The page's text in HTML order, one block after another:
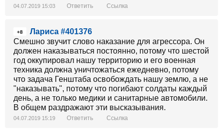
04.07.2019 15:03 Ответить Ссылка
+8
Лариса #401376
Смешно звучит слово наказание для агрессора. Он
должен наказываться постоянно, потому что шестой
год оккупировал нашу территорию и его военная
техника должна уничтожаться ежедневно, потому
что задача Генштаба освобождать нашу землю, а не
"наказывать", потому что погибают солдаты каждый
день, а не только медики и санитарные автомобили.
В общем раздражают эти высказывания.
04.07.2019 15:19 Ответить Ссылка